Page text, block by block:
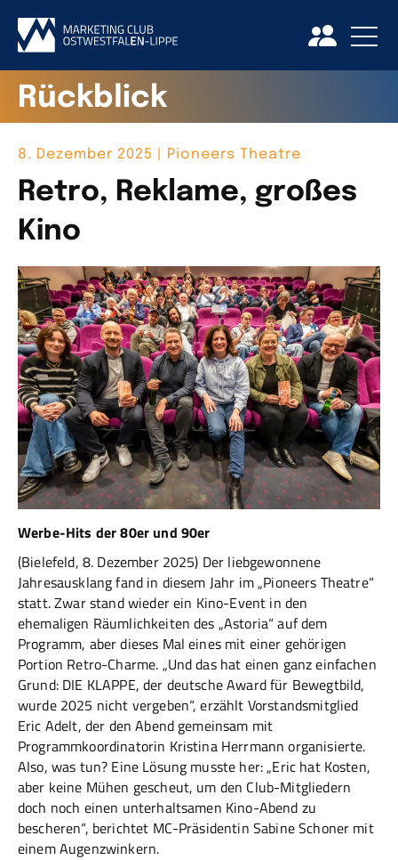
Rückblick
8. Dezember 2025 | Pioneers Theatre
Retro, Reklame, großes
Kino
Werbe-Hits der 80er und 90er
(Bielefeld, 8. Dezember 2025) Der liebgewonnene
Jahresausklang fand in diesem Jahr im „Pioneers Theatre“
statt. Zwar stand wieder ein Kino-Event in den
ehemaligen Räumlichkeiten des „Astoria“ auf dem
Programm, aber dieses Mal eines mit einer gehörigen
Portion Retro-Charme. „Und das hat einen ganz einfachen
Grund: DIE KLAPPE, der deutsche Award für Bewegtbild,
wurde 2025 nicht vergeben“, erzählt Vorstandsmitglied
Eric Adelt, der den Abend gemeinsam mit
Programmkoordinatorin Kristina Herrmann organisierte.
Also, was tun? Eine Lösung musste her: „Eric hat Kosten,
aber keine Mühen gescheut, um den Club-Mitgliedern
doch noch einen unterhaltsamen Kino-Abend zu
bescheren“, berichtet MC-Präsidentin Sabine Schoner mit
einem Augenzwinkern.